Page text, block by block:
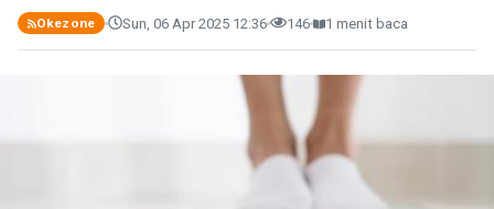
Okezone Sun, 06 Apr 2025 12:36 146 1 menit baca